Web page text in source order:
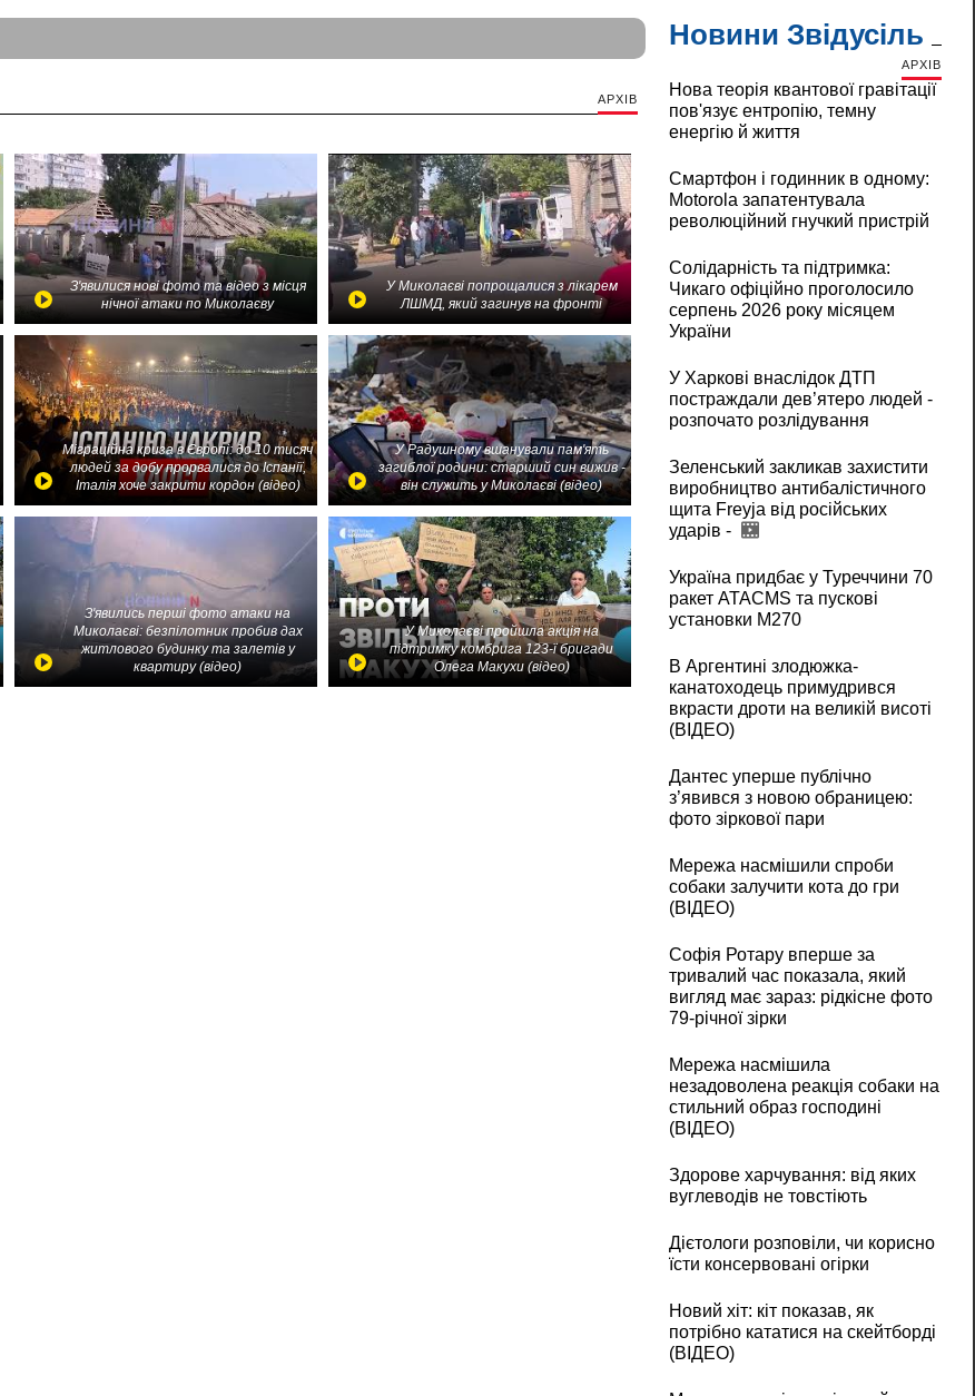
АРХІВ
З'явилися нові фото та відео з місця
нічної атаки по Миколаєву
У Миколаєві попрощалися з лікарем
ЛШМД, який загинув на фронті
Міграційна криза в Європі: до 10 тисяч
людей за добу прорвалися до Іспанії,
Італія хоче закрити кордон (відео)
У Радушному вшанували пам'ять
загиблої родини: старший син вижив -
він служить у Миколаєві (відео)
З'явились перші фото атаки на
Миколаєві: безпілотник пробив дах
житлового будинку та залетів у
квартиру (відео)
У Миколаєві пройшла акція на
підтримку комбрига 123-ї бригади
Олега Макухи (відео)
Новини Звідусіль
АРХІВ
Нова теорія квантової гравітації
пов'язує ентропію, темну
енергію й життя
Смартфон і годинник в одному:
Motorola запатентувала
революційний гнучкий пристрій
Солідарність та підтримка:
Чикаго офіційно проголосило
серпень 2026 року місяцем
України
У Харкові внаслідок ДТП
постраждали дев’ятеро людей -
розпочато розлідування
Зеленський закликав захистити
виробництво антибалістичного
щита Freyja від російських
ударів -
Україна придбає у Туреччини 70
ракет ATACMS та пускові
установки M270
В Аргентині злодюжка-
канатоходець примудрився
вкрасти дроти на великій висоті
(ВІДЕО)
Дантес уперше публічно
з’явився з новою обраницею:
фото зіркової пари
Мережа насмішили спроби
собаки залучити кота до гри
(ВІДЕО)
Софія Ротару вперше за
тривалий час показала, який
вигляд має зараз: рідкісне фото
79-річної зірки
Мережа насмішила
незадоволена реакція собаки на
стильний образ господині
(ВІДЕО)
Здорове харчування: від яких
вуглеводів не товстіють
Дієтологи розповіли, чи корисно
їсти консервовані огірки
Новий хіт: кіт показав, як
потрібно кататися на скейтборді
(ВІДЕО)